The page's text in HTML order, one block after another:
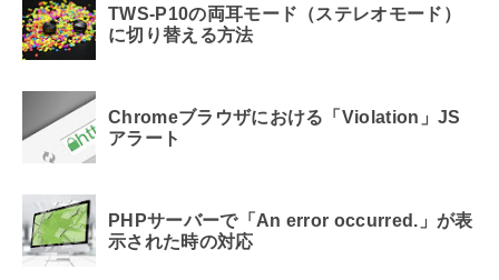
TWS-P10の両耳モード（ステレオモード）
に切り替える方法
Chromeブラウザにおける「Violation」JS
アラート
PHPサーバーで「An error occurred.」が表
示された時の対応